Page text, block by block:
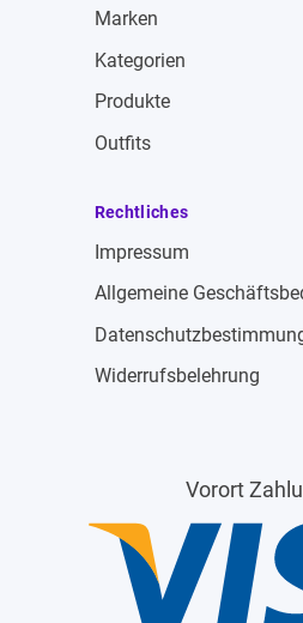
Marken
Kategorien
Produkte
Outfits
Rechtliches
Impressum
Allgemeine
Widerrufsbelehrung
Vorort